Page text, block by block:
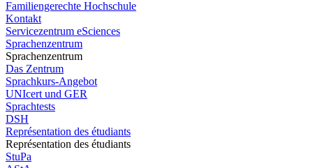
Familiengerechte Hochschule
Kontakt
Servicezentrum eSciences
Sprachenzentrum
Sprachenzentrum
Das Zentrum
Sprachkurs-Angebot
UNIcert und GER
Sprachtests
DSH
Représentation des étudiants
Représentation des étudiants
StuPa